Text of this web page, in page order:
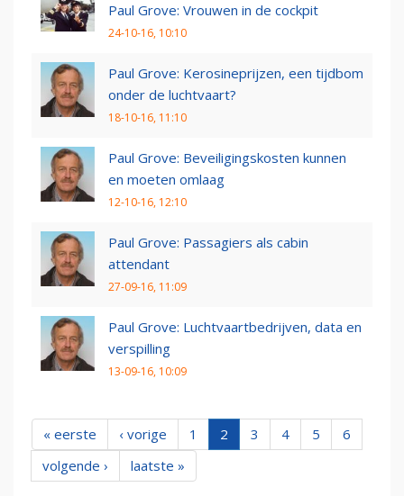
Paul Grove: Vrouwen in de cockpit
24-10-16, 10:10
Paul Grove: Kerosineprijzen, een tijdbom
onder de luchtvaart?
18-10-16, 11:10
Paul Grove: Beveiligingskosten kunnen
en moeten omlaag
12-10-16, 12:10
Paul Grove: Passagiers als cabin
attendant
27-09-16, 11:09
Paul Grove: Luchtvaartbedrijven, data en
verspilling
13-09-16, 10:09
« eerste ‹ vorige 1 2 3 4 5
6
volgende ›
laatste »